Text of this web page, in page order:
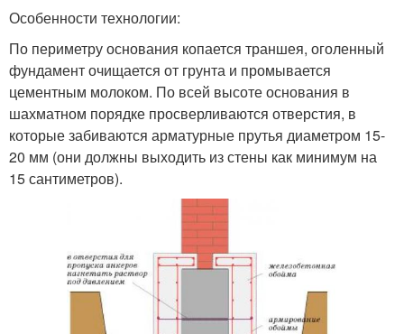
Особенности технологии:
По периметру основания копается траншея, оголенный
фундамент очищается от грунта и промывается
цементным молоком. По всей высоте основания в
шахматном порядке просверливаются отверстия, в
которые забиваются арматурные прутья диаметром 15-
20 мм (они должны выходить из стены как минимум на
15 сантиметров).